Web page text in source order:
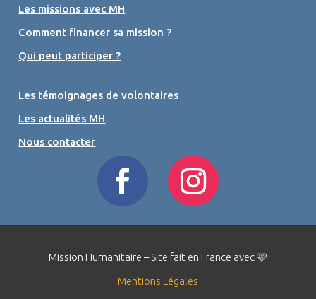
Les missions avec MH
Comment financer sa mission ?
Qui peut participer ?
Les témoignages de volontaires
Les actualités MH
Nous contacter
Mission Humanitaire – Site fait en France avec 🩷
Mentions Légales